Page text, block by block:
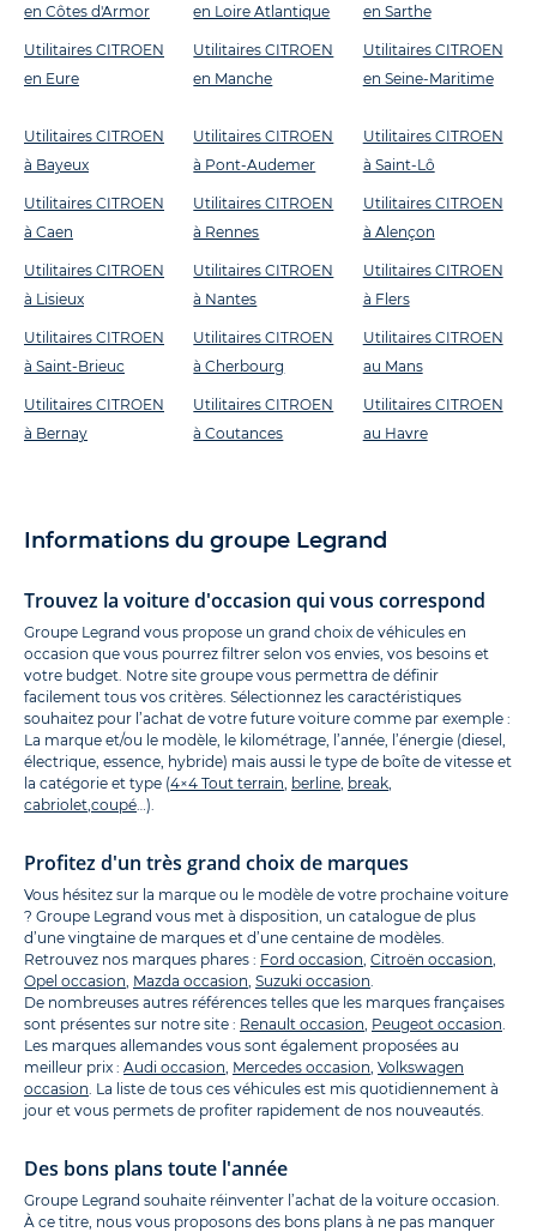
en Côtes d'Armor
Utilitaires CITROEN
en Eure
en Loire Atlantique
Utilitaires CITROEN
en Manche
en Sarthe
Utilitaires CITROEN
en Seine-Maritime
Utilitaires CITROEN
à Bayeux
Utilitaires CITROEN
à Caen
Utilitaires CITROEN
à Lisieux
Utilitaires CITROEN
à Saint-Brieuc
Utilitaires CITROEN
à Bernay
Utilitaires CITROEN
à Pont-Audemer
Utilitaires CITROEN
à Rennes
Utilitaires CITROEN
à Nantes
Utilitaires CITROEN
à Cherbourg
Utilitaires CITROEN
à Coutances
Utilitaires CITROEN
à Saint-Lô
Utilitaires CITROEN
à Alençon
Utilitaires CITROEN
à Flers
Utilitaires CITROEN
au Mans
Utilitaires CITROEN
au Havre
Informations du groupe Legrand
Trouvez la voiture d'occasion qui vous correspond
Groupe Legrand vous propose un grand choix de véhicules en
occasion que vous pourrez filtrer selon vos envies, vos besoins et
votre budget. Notre site groupe vous permettra de définir
facilement tous vos critères. Sélectionnez les caractéristiques
souhaitez pour l’achat de votre future voiture comme par exemple :
La marque et/ou le modèle, le kilométrage, l’année, l’énergie (diesel,
électrique, essence, hybride) mais aussi le type de boîte de vitesse et
la catégorie et type (4×4 Tout terrain berline break
cabriolet coupé …).
Profitez d'un très grand choix de marques
Vous hésitez sur la marque ou le modèle de votre prochaine voiture
? Groupe Legrand vous met à disposition, un catalogue de plus
d’une vingtaine de marques et d’une centaine de modèles.
Retrouvez nos marques phares : Ford occasion Citroën occasion
Opel occasion Mazda occasion Suzuki occasion
De nombreuses autres références telles que les marques françaises
sont présentes sur notre site : Renault occasion Peugeot occasion
Les marques allemandes vous sont également proposées au
meilleur prix : Audi occasion Mercedes occasion Volkswagen
occasion . La liste de tous ces véhicules est mis quotidiennement à
jour et vous permets de profiter rapidement de nos nouveautés.
Des bons plans toute l'année
Groupe Legrand souhaite réinventer l’achat de la voiture occasion.
À ce titre, nous vous proposons des bons plans à ne pas manquer